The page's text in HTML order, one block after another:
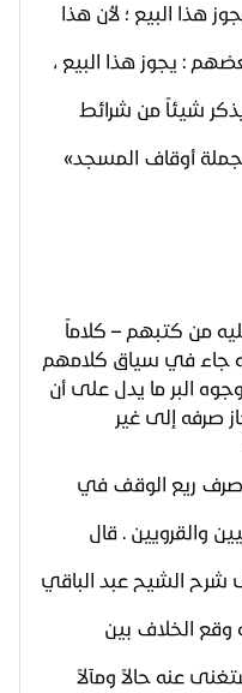
هذا البيع ؛ لأن هذا
: يجوز هذا البيع ،
شيئاً من شرائط
أوقاف المسجد»
من كتبهم – كلاماً
جاء في سياق كلامهم
البر ما يدل على أن
صرفه إلى غير
ريع الوقف في
والقرويين . قال
شرح الشيح عبد الباقي
الخلاف بين
عنه حالاً ومآلاً